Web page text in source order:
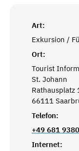
Art:
Exkursion /
Ort:
Tourist
St. Johann
Rathausplatz
66111
Telefon:
+49 681
Internet: